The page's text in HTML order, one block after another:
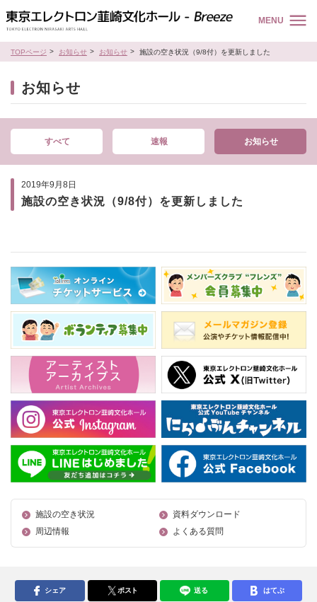
MENU
TOPページ お知らせ お知らせ 施設の空き状況（9/8付）を更新しました
お知らせ
すべて 速報 お知らせ
2019年9月8日
施設の空き状況（9/8付）を更新しました
施設の空き状況
資料ダウンロード
周辺情報
よくある質問
シェア ポスト 送る はてぶ